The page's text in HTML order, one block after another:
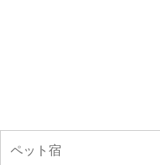
ペット宿